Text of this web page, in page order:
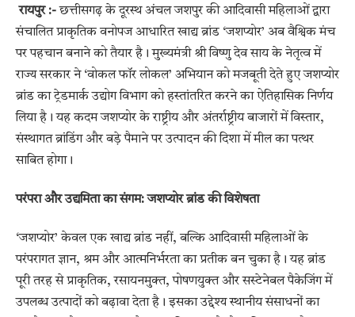
रायपुर :-छत्तीसगढ़ के दूरस्थ अंचल जशपुर की आदिवासी महिलाओं द्वारा
संचालित प्राकृतिक वनोपज आधारित खाद्य ब्रांड ‘जशप्योर’ अब वैश्विक मंच
पर पहचान बनाने को तैयार है। मुख्यमंत्री श्री विष्णु देव साय के नेतृत्व में
राज्य सरकार ने ‘वोकल फॉर लोकल’ अभियान को मजबूती देते हुए जशप्योर
ब्रांड का ट्रेडमार्क उद्योग विभाग को हस्तांतरित करने का ऐतिहासिक निर्णय
लिया है। यह कदम जशप्योर के राष्ट्रीय और अंतर्राष्ट्रीय बाजारों में विस्तार,
संस्थागत ब्रांडिंग और बड़े पैमाने पर उत्पादन की दिशा में मील का पत्थर
साबित होगा।
परंपरा और उद्यमिता का संगम: जशप्योर ब्रांड की विशेषता
‘जशप्योर’ केवल एक खाद्य ब्रांड नहीं, बल्कि आदिवासी महिलाओं के
परंपरागत ज्ञान, श्रम और आत्मनिर्भरता का प्रतीक बन चुका है। यह ब्रांड
पूरी तरह से प्राकृतिक, रसायनमुक्त, पोषणयुक्त और सस्टेनेबल पैकेजिंग में
उपलब्ध उत्पादों को बढ़ावा देता है। इसका उद्देश्य स्थानीय संसाधनों का